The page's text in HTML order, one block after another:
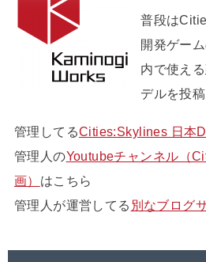
普段は
開発ゲー
内で使え
デルを投
管理してるCities:Skylines 日本
管理人のYoutubeチャンネル（
画） はこちら
管理人が運営してる 別なブログ